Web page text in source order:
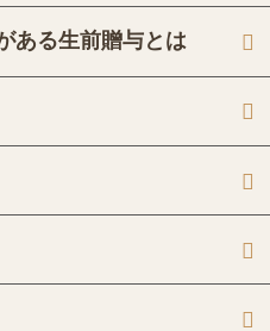
ある生前贈与とは